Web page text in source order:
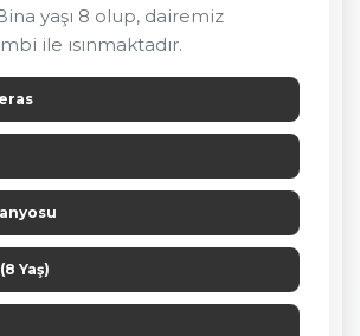
yaşı 8 olup, dairemiz
ile ısınmaktadır.
Yaş)